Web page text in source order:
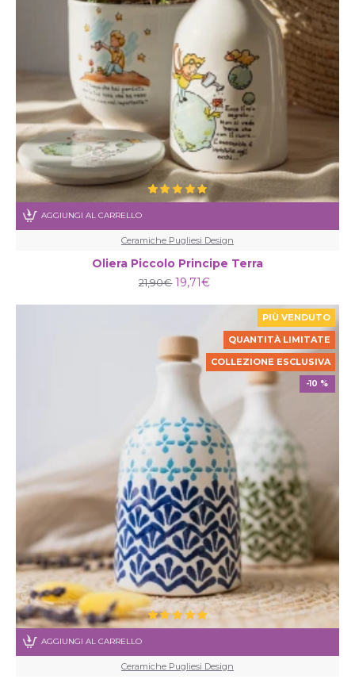
Ceramiche Pugliesi Design
Oliera Piccolo Principe Terra
21,90€ 19,71€
AGGIUNGI AL CARRELLO
PIÙ VENDUTO
QUANTITÀ LIMITATE
COLLEZIONE ESCLUSIVA
-10 %
Ceramiche Pugliesi Design
AGGIUNGI AL CARRELLO